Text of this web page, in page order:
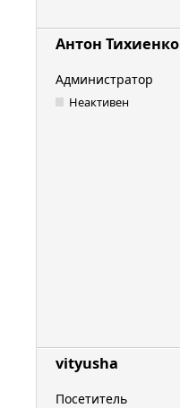
Антон Тихиенко
Администратор
Неактивен
vityusha
Посетитель